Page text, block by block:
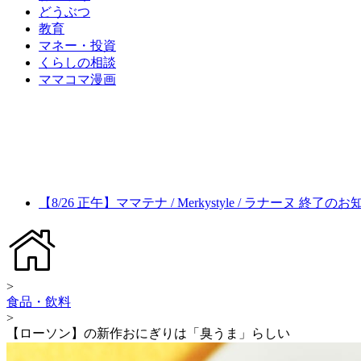
どうぶつ
教育
マネー・投資
くらしの相談
ママコマ漫画
【8/26 正午】ママテナ / Merkystyle / ラナーヌ 終了のお
>
食品・飲料
>
【ローソン】の新作おにぎりは「臭うま」らしい